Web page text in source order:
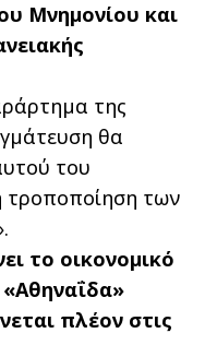
Μνημονίου και
της
θα
του
των
το οικονομικό
πλέον στις